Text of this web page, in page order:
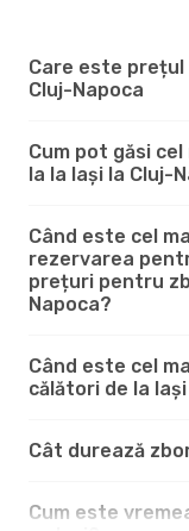
Care este prețul
Cluj-Napoca
Cum pot găsi
la la Iași la Cluj-
Când este cel
rezervarea
prețuri pentru
Napoca?
Când este cel
călători de la
Cât durează
Cum este